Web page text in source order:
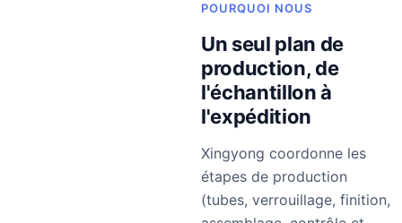
POURQUOI NOUS
Un seul plan de
production, de
l'échantillon à
l'expédition
Xingyong coordonne les
étapes de production
(tubes, verrouillage, finition,